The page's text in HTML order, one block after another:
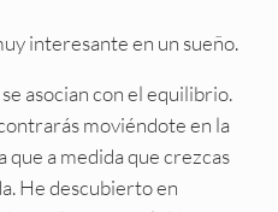
interesante en un sueño.
asocian con el equilibrio.
moviéndote en la
a medida que crezcas
He descubierto en